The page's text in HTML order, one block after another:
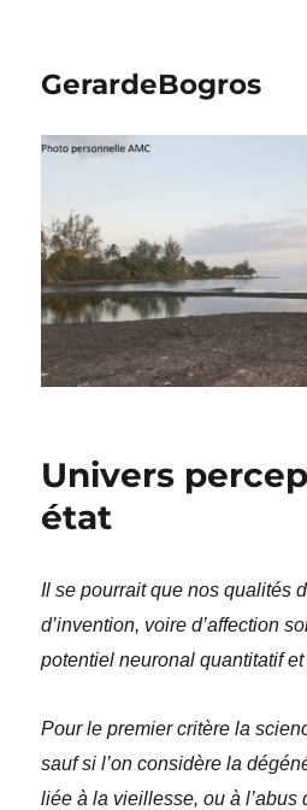
GerardeBogros
Univers
état
Il se pourrait que nos qualités
d’invention, voire d’affection
potentiel neuronal quantitatif
Pour le premier critère la
sauf si l’on considère la
liée à la vieillesse, ou à l’abus